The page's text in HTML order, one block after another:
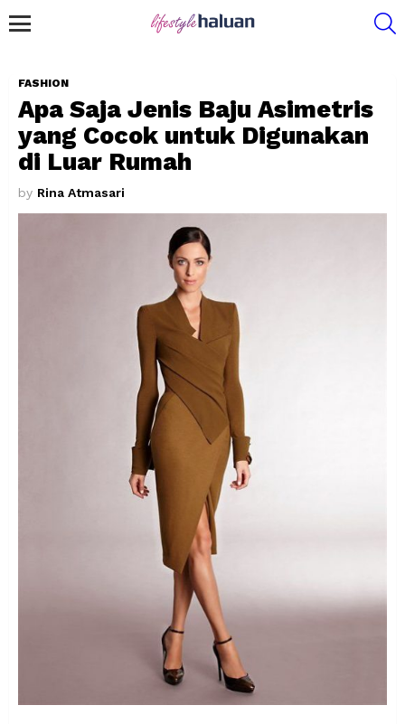
FASHION
Apa Saja Jenis Baju Asimetris
yang Cocok untuk Digunakan
di Luar Rumah
by Rina Atmasari